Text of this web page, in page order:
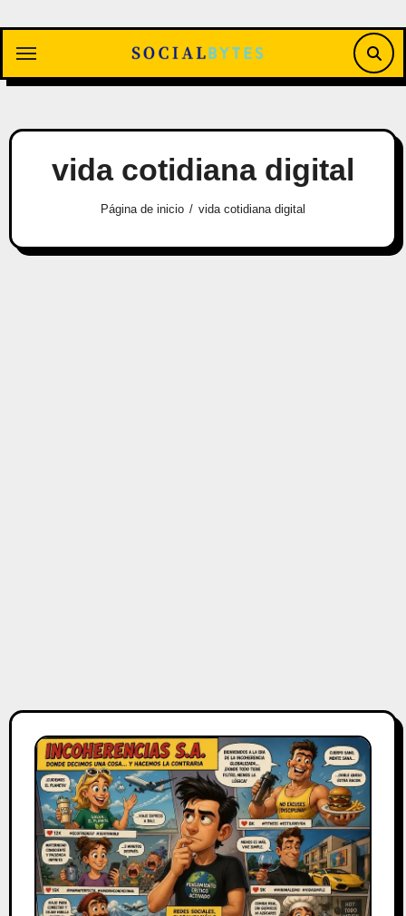
contenido
vida cotidiana digital
Página de inicio vida cotidiana digital